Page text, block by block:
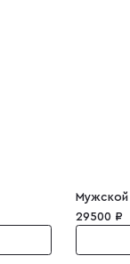
Мужской
29500 ₽